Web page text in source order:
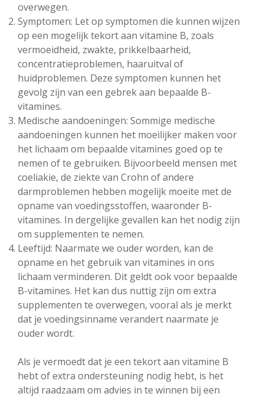
overwegen.
Symptomen: Let op symptomen die kunnen wijzen
op een mogelijk tekort aan vitamine B, zoals
vermoeidheid, zwakte, prikkelbaarheid,
concentratieproblemen, haaruitval of
huidproblemen. Deze symptomen kunnen het
gevolg zijn van een gebrek aan bepaalde B-
vitamines.
Medische aandoeningen: Sommige medische
aandoeningen kunnen het moeilijker maken voor
het lichaam om bepaalde vitamines goed op te
nemen of te gebruiken. Bijvoorbeeld mensen met
coeliakie, de ziekte van Crohn of andere
darmproblemen hebben mogelijk moeite met de
opname van voedingsstoffen, waaronder B-
vitamines. In dergelijke gevallen kan het nodig zijn
om supplementen te nemen.
Leeftijd: Naarmate we ouder worden, kan de
opname en het gebruik van vitamines in ons
lichaam verminderen. Dit geldt ook voor bepaalde
B-vitamines. Het kan dus nuttig zijn om extra
supplementen te overwegen, vooral als je merkt
dat je voedingsinname verandert naarmate je
ouder wordt.
Als je vermoedt dat je een tekort aan vitamine B
hebt of extra ondersteuning nodig hebt, is het
altijd raadzaam om advies in te winnen bij een